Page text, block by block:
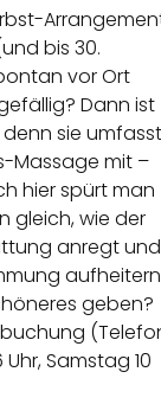
bis 30.
vor Ort
Dann ist
denn sie umfasst
Massage mit –
hier spürt man
gleich, wie der
anregt und
geben?
Samstag 10